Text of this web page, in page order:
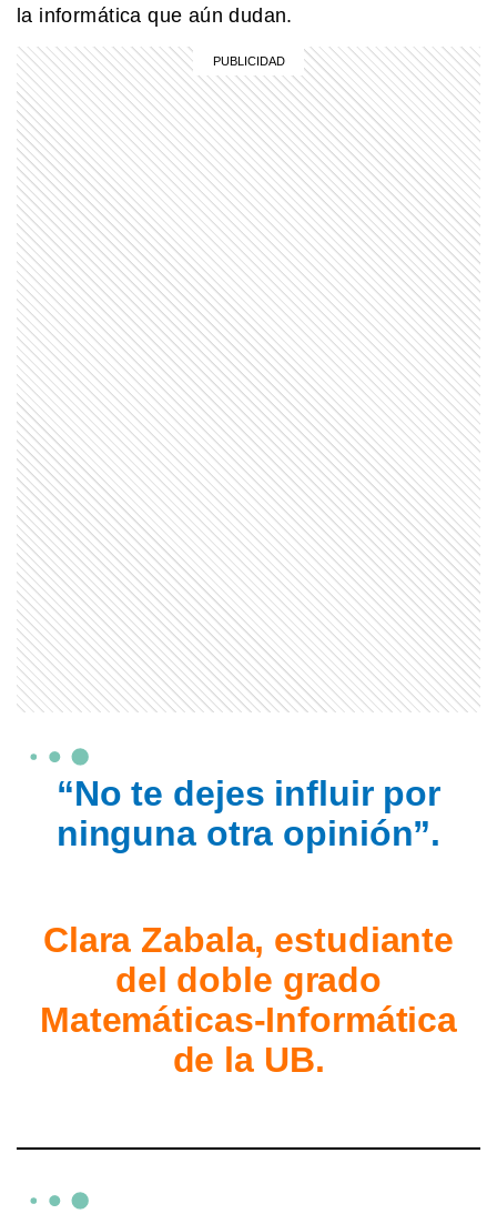
la informática que aún dudan.
“No te dejes influir por
ninguna otra opinión”.
Clara Zabala, estudiante
del doble grado
Matemáticas-Informática
de la UB.